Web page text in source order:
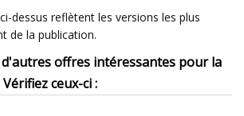
dessus reflètent les versions les plus
de la publication.
offres intéressantes pour la
ceux-ci :